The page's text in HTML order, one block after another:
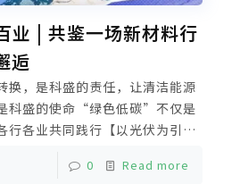
| 共鉴一场新材料行
逅
换，是科盛的责任，让清洁能源
科盛的使命“绿色低碳”不仅是
行各业共同践行【以光伏为引支
千行百业入局光伏，盛行千里强
的无限探索，蕴藏在支撑的每一
0 Read more